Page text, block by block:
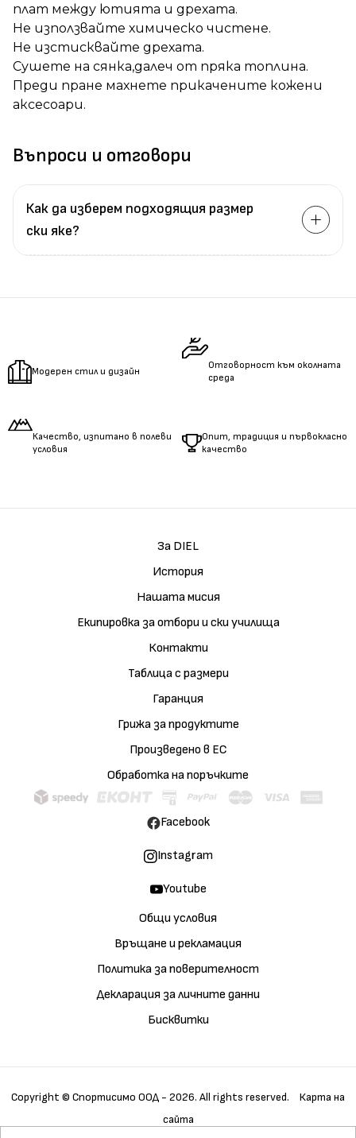
плат между ютията и дрехата.
Не използвайте химическо чистене.
Не изстисквайте дрехата.
Сушете на сянка,далеч от пряка топлина.
Преди пране махнете прикачените кожени
аксесоари.
Въпроси и отговори
Как да изберем подходящия размер
ски яке?
Измеретеобиколкатана талията.
Модерен стил и дизайн
Отговорност към околната
среда
Качество, изпитано в полеви
условия
Опит, традиция и първокласно
качество
За DIEL
История
Нашата мисия
Екипировка за отбори и ски училища
Контакти
Таблица с размери
Гаранция
Грижа за продуктите
Произведено в ЕС
Обработка на поръчките
Общи условия
Връщане и рекламация
Политика за поверителност
Декларация за личните данни
Бисквитки
Facebook
Instagram
Youtube
Copyright © Спортисимо ООД - 2026. All rights reserved.
Карта на
сайта